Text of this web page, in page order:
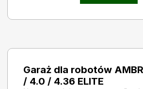
Garaż dla robotów
/ 4.0 / 4.36 ELITE